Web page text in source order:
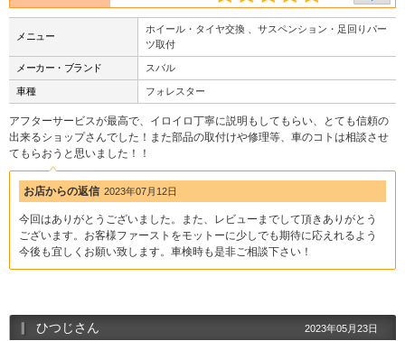
メニュー
ホイール・タイヤ交換 、サスペンション・足回りパー
ツ取付
メーカー・ブランド スバル
車種 フォレスター
アフターサービスが最高で、イロイロ丁寧に説明もしてもらい、とても信頼の
出来るショップさんでした！また部品の取付けや修理等、車のコトは相談させ
てもらおうと思いました！！
お店からの返信 2023年07月12日
今回はありがとうございました。また、レビューまでして頂きありがとう
ございます。お客様ファーストをモットーに少しでも期待に応えれるよう
今後も宜しくお願い致します。車検時も是非ご相談下さい！
ひつじさん 2023年05月23日